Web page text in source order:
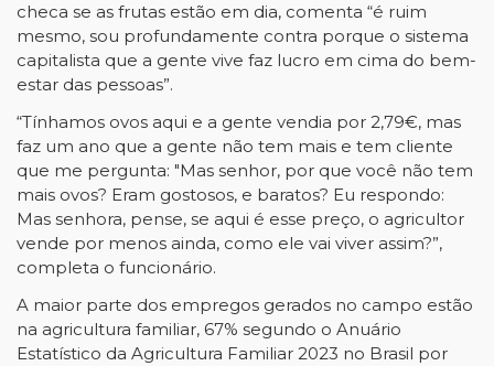
checa se as frutas estão em dia, comenta “é ruim
mesmo, sou profundamente contra porque o sistema
capitalista que a gente vive faz lucro em cima do bem-
estar das pessoas”.
“Tínhamos ovos aqui e a gente vendia por 2,79€, mas
faz um ano que a gente não tem mais e tem cliente
que me pergunta: "Mas senhor, por que você não tem
mais ovos? Eram gostosos, e baratos? Eu respondo:
Mas senhora, pense, se aqui é esse preço, o agricultor
vende por menos ainda, como ele vai viver assim?”,
completa o funcionário.
A maior parte dos empregos gerados no campo estão
na agricultura familiar, 67% segundo o Anuário
Estatístico da Agricultura Familiar 2023 no Brasil por